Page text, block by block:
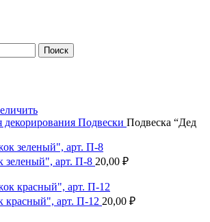
Поиск
декорирования Подвески Подвеска “Дед
зеленый", арт. П-8 20,00 ₽
красный", арт. П-12 20,00 ₽